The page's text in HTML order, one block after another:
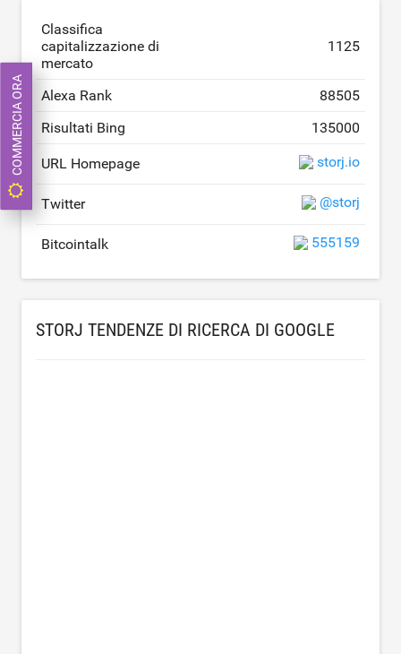
Classifica
capitalizzazione di
mercato
1125
Alexa Rank
88505
Risultati Bing
135000
URL Homepage storj.io
Twitter @storj
Bitcointalk 555159
STORJ TENDENZE DI RICERCA DI GOOGLE
COMMERCIA ORA